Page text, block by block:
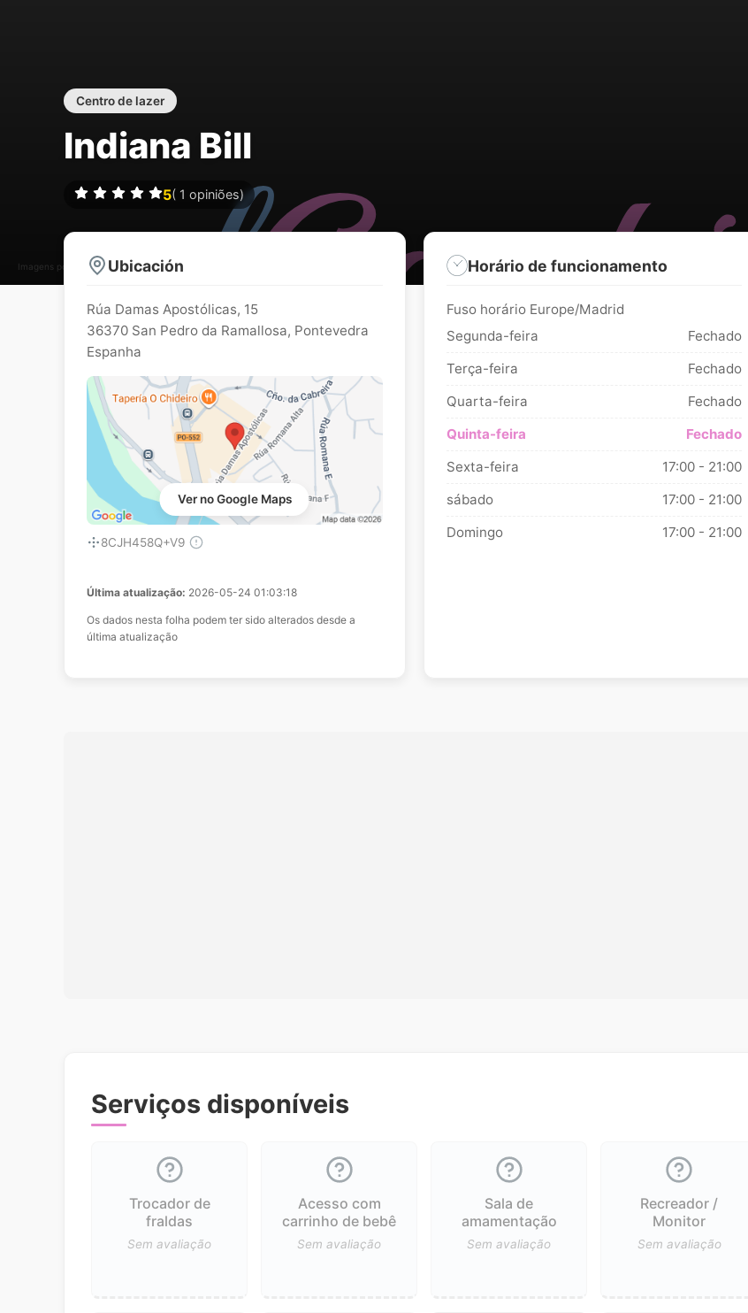
Imagens podem estar sujeitos a direitos de autor
Centro de lazer
Indiana Bill
5( 1 opiniões)
Ubicación
Rúa Damas Apostólicas, 15
36370 San Pedro da Ramallosa, Pontevedra
Espanha
Ver no Google Maps
8CJH458Q+V9
Última atualização: 2026-05-24 01:03:18
Os dados nesta folha podem ter sido alterados desde a
última atualização
Horário de funcionamento
Fuso horário Europe/Madrid
Segunda-feira
Fechado
Terça-feira
Fechado
Quarta-feira
Fechado
Quinta-feira
Fechado
Sexta-feira
17:00 - 21:00
sábado
17:00 - 21:00
Domingo
17:00 - 21:00
Serviços disponíveis
Trocador de
fraldas
Sem avaliação
Acesso com
carrinho de bebê
Sem avaliação
Sala de
amamentação
Sem avaliação
Recreador /
Monitor
Sem avaliação